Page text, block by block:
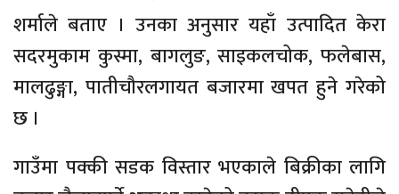
शर्माले बताए । उनका अनुसार यहाँ उत्पादित केरा
सदरमुकाम कुस्मा, बागलुङ, साइकलचोक, फलेबास,
मालढुङ्गा, पातीचौरलगायत बजारमा खपत हुने गरेको
छ ।
गाउँमा पक्की सडक विस्तार भएकाले बिक्रीका लागि